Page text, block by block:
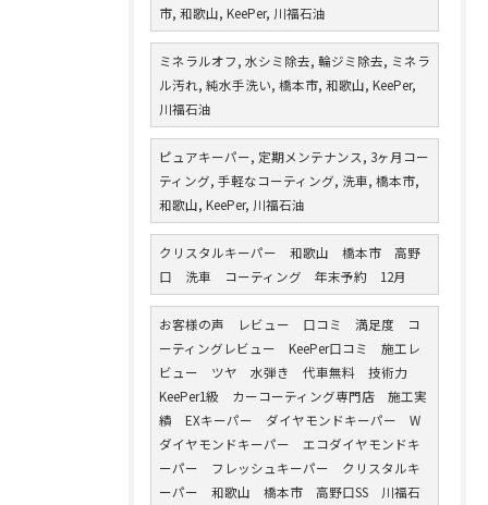
市, 和歌山, KeePer, 川福石油
ミネラルオフ, 水シミ除去, 輪ジミ除去, ミネラ
ル汚れ, 純水手洗い, 橋本市, 和歌山, KeePer,
川福石油
ピュアキーパー, 定期メンテナンス, 3ヶ月コー
ティング, 手軽なコーティング, 洗車, 橋本市,
和歌山, KeePer, 川福石油
クリスタルキーパー 和歌山 橋本市 高野
口 洗車 コーティング 年末予約 12月
お客様の声 レビュー 口コミ 満足度 コ
ーティングレビュー KeePer口コミ 施工レ
ビュー ツヤ 水弾き 代車無料 技術力
KeePer1級 カーコーティング専門店 施工実
績 EXキーパー ダイヤモンドキーパー W
ダイヤモンドキーパー エコダイヤモンドキ
ーパー フレッシュキーパー クリスタルキ
ーパー 和歌山 橋本市 高野口SS 川福石